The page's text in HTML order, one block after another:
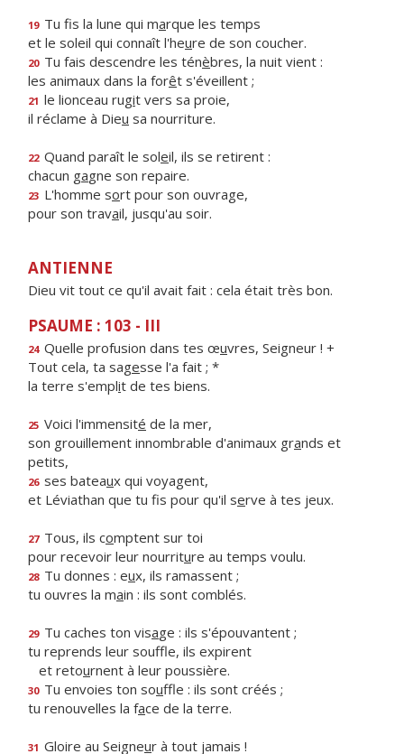
19 Tu fis la lune qui marque les temps
et le soleil qui connaît l'heure de son coucher.
20 Tu fais descendre les ténèbres, la nuit vient :
les animaux dans la forêt s'éveillent ;
21 le lionceau rugit vers sa proie,
il réclame à Dieu sa nourriture.
22 Quand paraît le soleil, ils se retirent :
chacun gagne son repaire.
23 L'homme sort pour son ouvrage,
pour son travail, jusqu'au soir.
ANTIENNE
Dieu vit tout ce qu'il avait fait : cela était très bon.
PSAUME : 103 - III
24 Quelle profusion dans tes œuvres, Seigneur ! +
Tout cela, ta sagesse l'a fait ; *
la terre s'emplit de tes biens.
25 Voici l'immensité de la mer,
son grouillement innombrable d'animaux grands et
petits,
26 ses bateaux qui voyagent,
et Léviathan que tu fis pour qu'il serve à tes jeux.
27 Tous, ils comptent sur toi
pour recevoir leur nourriture au temps voulu.
28 Tu donnes : eux, ils ramassent ;
tu ouvres la main : ils sont comblés.
29 Tu caches ton visage : ils s'épouvantent ;
tu reprends leur souffle, ils expirent
et retournent à leur poussière.
30 Tu envoies ton souffle : ils sont créés ;
tu renouvelles la face de la terre.
31 Gloire au Seigneur à tout jamais !